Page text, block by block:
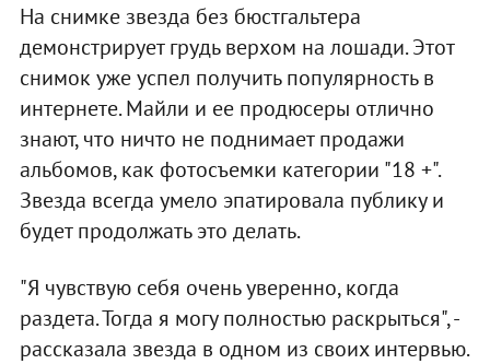
На снимке звезда без бюстгальтера
демонстрирует грудь верхом на лошади. Этот
снимок уже успел получить популярность в
интернете. Майли и ее продюсеры отлично
знают, что ничто не поднимает продажи
альбомов, как фотосъемки категории "18 +".
Звезда всегда умело эпатировала публику и
будет продолжать это делать.
"Я чувствую себя очень уверенно, когда
раздета. Тогда я могу полностью раскрыться", -
рассказала звезда в одном из своих интервью.